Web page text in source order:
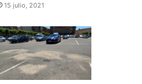
15 julio, 2021